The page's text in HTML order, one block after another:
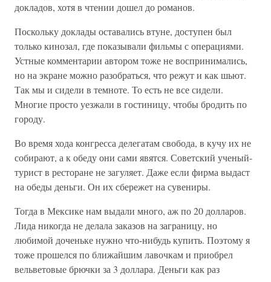
докладов, хотя в чтении дошел до романов.
Поскольку доклады оставались втуне, доступен был
только кинозал, где показывали фильмы с операциями.
Устные комментарии автором тоже не воспринимались,
но на экране можно разобраться, что режут и как шьют.
Так мы и сидели в темноте. То есть не все сидели.
Многие просто уезжали в гостиницу, чтобы бродить по
городу.
Во время хода конгресса делегатам свобода, в кучу их не
собирают, а к обеду они сами явятся. Советский ученый-
турист в ресторане не загуляет. Даже если фирма выдаст
на обеды деньги. Он их сбережет на сувениры.
Тогда в Мексике нам выдали много, аж по 20 долларов.
Лида никогда не делала заказов на заграницу, но
любимой доченьке нужно что-нибудь купить. Поэтому я
тоже прошелся по ближайшим лавочкам и приобрел
вельветовые брючки за 3 доллара. Деньги как раз